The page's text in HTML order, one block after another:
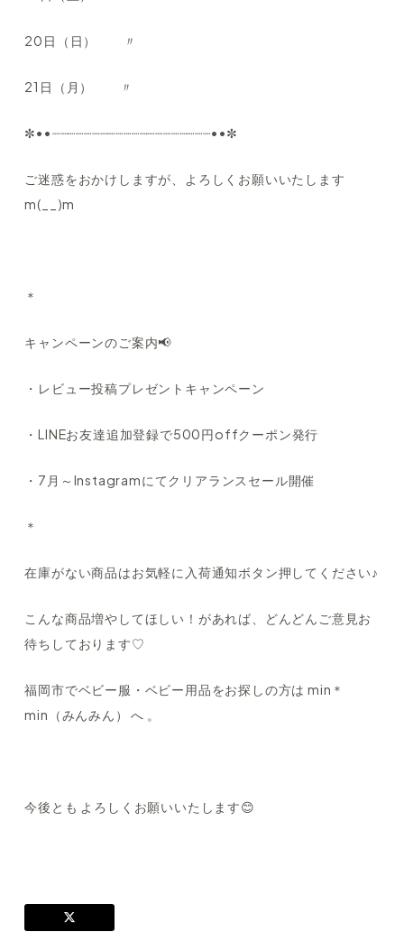
20日（日） 〃
21日（月） 〃
✼••┈┈┈┈┈┈┈┈┈┈┈┈┈┈┈┈┈┈┈┈••✼
ご迷惑をおかけしますが、よろしくお願いいたします
m(__)m
＊
キャンペーンのご案内📢
・レビュー投稿プレゼントキャンペーン
・LINEお友達追加登録で500円offクーポン発行
・7月～Instagramにてクリアランスセール開催
＊
在庫がない商品はお気軽に入荷通知ボタン押してください♪
こんな商品増やしてほしい！があれば、どんどんご意見お
待ちしております♡
福岡市でベビー服・ベビー用品をお探しの方は min＊
min（みんみん） へ 。
今後とも よろしくお願いいたします😊